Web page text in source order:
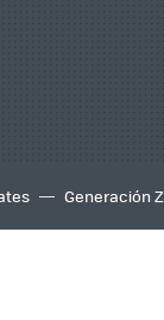
Generación Z